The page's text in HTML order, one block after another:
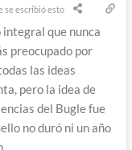
se escribió esto
que nunca
preocupado por
las ideas
pero la idea de
del Bugle fue
no duró ni un año